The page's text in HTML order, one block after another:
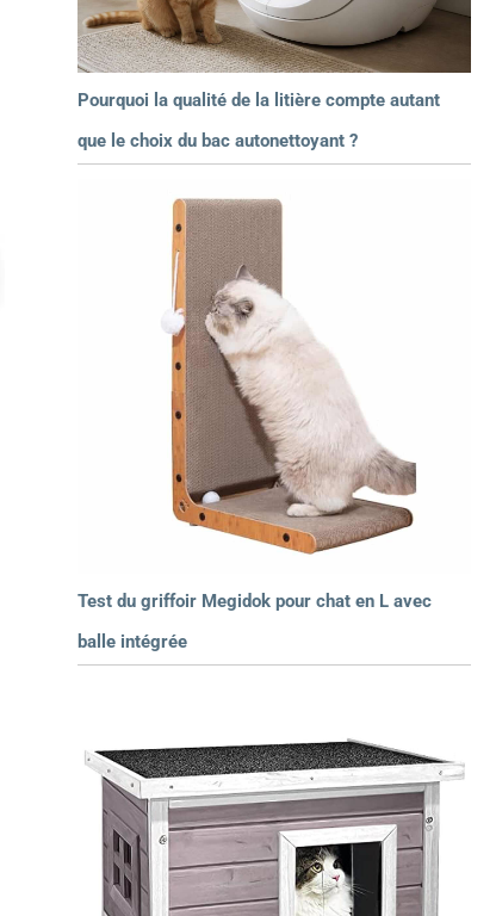
Pourquoi la qualité de la litière compte autant
que le choix du bac autonettoyant ?
Test du griffoir Megidok pour chat en L avec
balle intégrée